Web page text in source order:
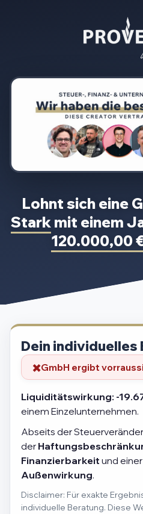
Lohnt sich eine
Stark mit einem
120.000,00
Dein individuelles
GmbH ergibt
Liquiditätswirkung: -
einem Einzelunternehmen.
Abseits der
der
Finanzierbarkeit und
Außenwirkung.
Disclaimer: Für exakte
individuelle Beratung. Diese